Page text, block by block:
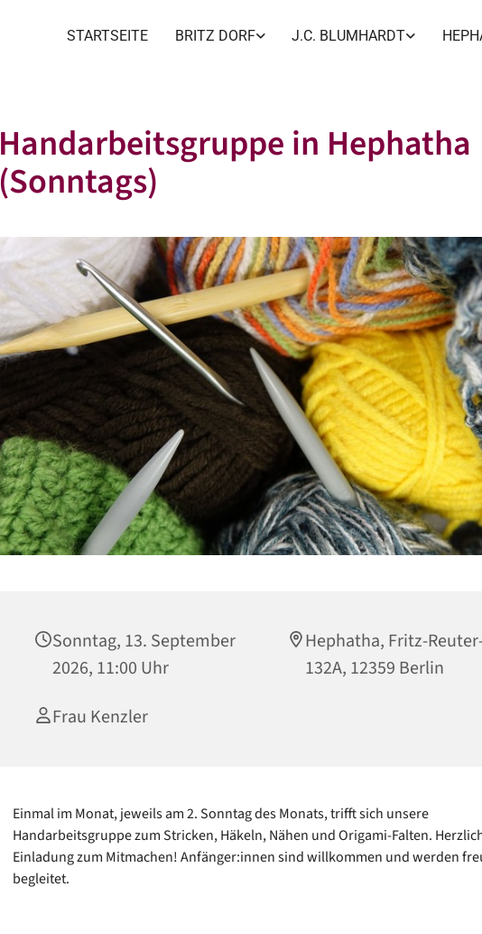
STARTSEITE BRITZ DORF J.C. BLUMHARDT
Handarbeitsgruppe in Hephatha
(Sonntags)
Sonntag, 13. September
2026, 11:00 Uhr
Hephatha, Fritz-
132A, 12359 Berlin
Frau Kenzler
Einmal im Monat, jeweils am 2. Sonntag des Monats, trifft sich unsere
Handarbeitsgruppe zum Stricken, Häkeln, Nähen und Origami-Falten.
Einladung zum Mitmachen! Anfänger:innen sind willkommen und werden
begleitet.